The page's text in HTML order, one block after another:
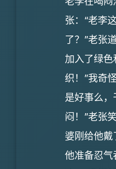
张：“老李
了？”老张
加入了绿色
织！”我奇
是好事么
闷！”老张
婆刚给他
他准备忍